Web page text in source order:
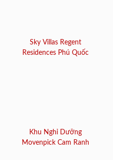
Sky Villas Regent
Residences Phú Quốc
Khu Nghỉ Dưỡng
Movenpick Cam Ranh